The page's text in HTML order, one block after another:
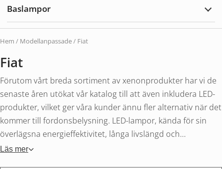
Baslampor
Hem / Modellanpassade/ Fiat
Fiat
Förutom vårt breda sortiment av xenonprodukter har vi de
senaste åren utökat vår katalog till att även inkludera LED-
produkter, vilket ger våra kunder ännu fler alternativ när det
kommer till fordonsbelysning. LED-lampor, kända för sin
överlägsna energieffektivitet, långa livslängd och...
Läs mer